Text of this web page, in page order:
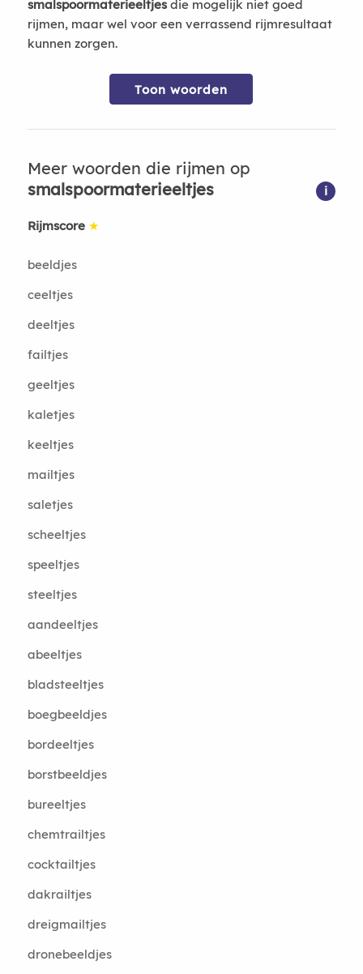
smalspoormaterieeltjesdie mogelijk niet goed
rijmen, maar wel voor een verrassend rijmresultaat
kunnen zorgen.
Toon woorden
Meer woorden die rijmen op
smalspoormaterieeltjes
i
Rijmscore ★
beeldjes
ceeltjes
deeltjes
failtjes
geeltjes
kaletjes
keeltjes
mailtjes
saletjes
scheeltjes
speeltjes
steeltjes
aandeeltjes
abeeltjes
bladsteeltjes
boegbeeldjes
bordeeltjes
borstbeeldjes
bureeltjes
chemtrailtjes
cocktailtjes
dakrailtjes
dreigmailtjes
dronebeeldjes